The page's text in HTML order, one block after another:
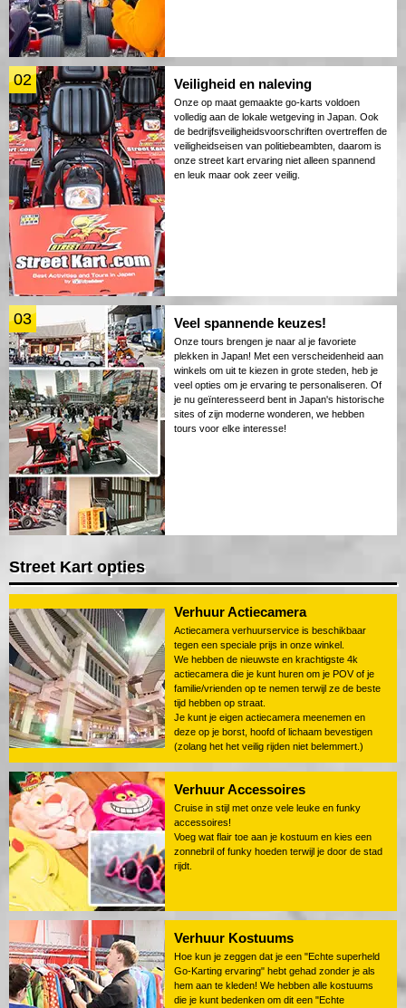
02 Veiligheid en naleving
Onze op maat gemaakte go-karts voldoen
volledig aan de lokale wetgeving in Japan. Ook
de bedrijfsveiligheidsvoorschriften overtreffen de
veiligheidseisen van politiebeambten, daarom is
onze street kart ervaring niet alleen spannend
en leuk maar ook zeer veilig.
03 Veel spannende keuzes!
Onze tours brengen je naar al je favoriete
plekken in Japan! Met een verscheidenheid aan
winkels om uit te kiezen in grote steden, heb je
veel opties om je ervaring te personaliseren. Of
je nu geïnteresseerd bent in Japan's historische
sites of zijn moderne wonderen, we hebben
tours voor elke interesse!
Street Kart opties
Verhuur Actiecamera
Actiecamera verhuurservice is beschikbaar
tegen een speciale prijs in onze winkel.
We hebben de nieuwste en krachtigste 4k
actiecamera die je kunt huren om je POV of je
familie/vrienden op te nemen terwijl ze de beste
tijd hebben op straat.
Je kunt je eigen actiecamera meenemen en
deze op je borst, hoofd of lichaam bevestigen
(zolang het het veilig rijden niet belemmert.)
Verhuur Accessoires
Cruise in stijl met onze vele leuke en funky
accessoires!
Voeg wat flair toe aan je kostuum en kies een
zonnebril of funky hoeden terwijl je door de stad
rijdt.
Verhuur Kostuums
Hoe kun je zeggen dat je een "Echte superheld
Go-Karting ervaring" hebt gehad zonder je als
hem aan te kleden! We hebben alle kostuums
die je kunt bedenken om dit een "Echte